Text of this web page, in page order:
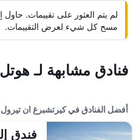
لم يتم العثور على تقييمات. حاول
مسح كل شيء لعرض التقييمات.
فنادق مشابهة لـ
أفضل الفنادق في كيرتشبرغ ان تيرول